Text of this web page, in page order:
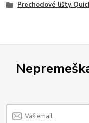
Prechodové lišty